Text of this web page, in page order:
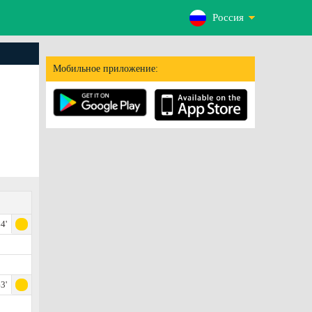
Россия
Мобильное приложение: